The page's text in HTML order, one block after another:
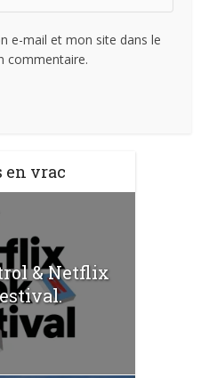
e-mail et mon site dans le
commentaire.
vrac
& Netflix